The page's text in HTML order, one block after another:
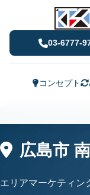
03-6777-
コンセプト
広島市
エリアマーケティン